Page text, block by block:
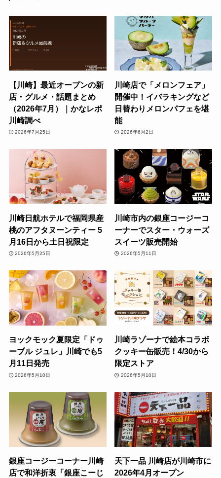
【川崎】最近オープンの新
店・グルメ・話題まとめ
（2026年7月）｜かなレポ
川崎調べ
2026年7月25日
川崎店で「メロンフェア」
開催中！イバラキングなど
日替わりメロンパフェを堪
能
2026年6月2日
川崎日航ホテルで福岡県産
桃のアフタヌーンティー 5
月16日から土日祝限定
2026年5月25日
川崎市内の銀座コージーコ
ーナーでスター・ウォーズ
スイーツ販売開始
2026年5月11日
ヨックモック夏限定「ドゥ
ーブル ジュレ」川崎でも5
月11日発売
2026年5月10日
川崎ラゾーナで絵本コラボ
クッキー缶販売！4/30から
限定ストア
2026年5月10日
銀座コージーコーナー川崎
店で和洋折衷「銀座こーじ
天下一品 川崎店が川崎市に
2026年4月オープン